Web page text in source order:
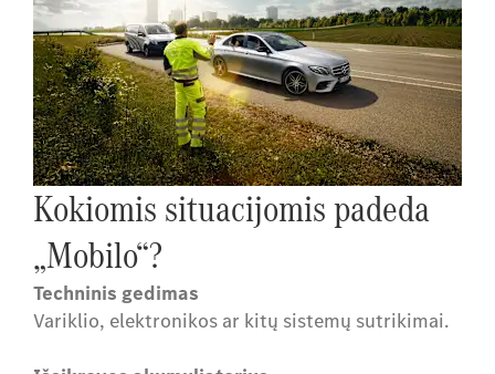
Kokiomis situacijomis padeda
„Mobilo“?
Techninis gedimas
Variklio, elektronikos ar kitų sistemų sutrikimai.